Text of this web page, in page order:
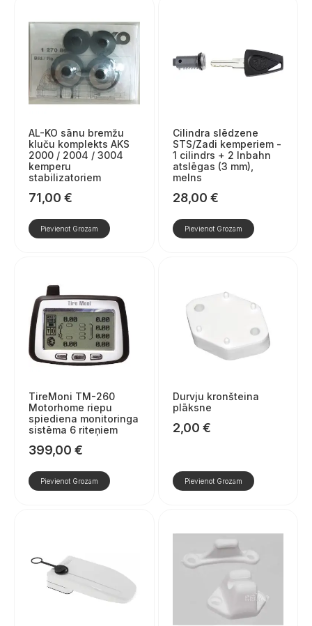
AL-KO sānu bremžu
kluču komplekts AKS
2000 / 2004 / 3004
kemperu
stabilizatoriem
71,00 €
Pievienot Grozam
Cilindra slēdzene
STS/Zadi kemperiem -
1 cilindrs + 2 Inbahn
atslēgas (3 mm),
melns
28,00 €
Pievienot Grozam
TireMoni TM-260
Motorhome riepu
spiediena monitoringa
sistēma 6 riteņiem
399,00 €
Pievienot Grozam
Durvju kronšteina
plāksne
2,00 €
Pievienot Grozam